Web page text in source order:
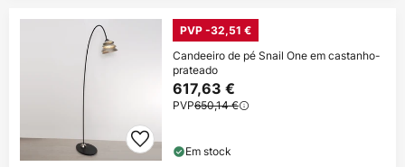
PVP -32,51 €
Candeeiro de pé Snail One em castanho-
prateado
617,63 €
PVP650,14 €
Em stock